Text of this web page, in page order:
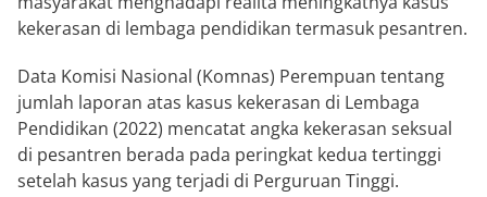
kekerasan di lembaga pendidikan termasuk pesantren.
Data Komisi Nasional (Komnas) Perempuan tentang
jumlah laporan atas kasus kekerasan di Lembaga
Pendidikan (2022) mencatat angka kekerasan seksual
di pesantren berada pada peringkat kedua tertinggi
setelah kasus yang terjadi di Perguruan Tinggi.